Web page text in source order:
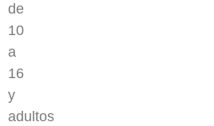
de
10
a
16
y
adultos